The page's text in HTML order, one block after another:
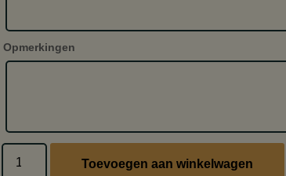
Opmerkingen
Toevoegen aan winkelwagen